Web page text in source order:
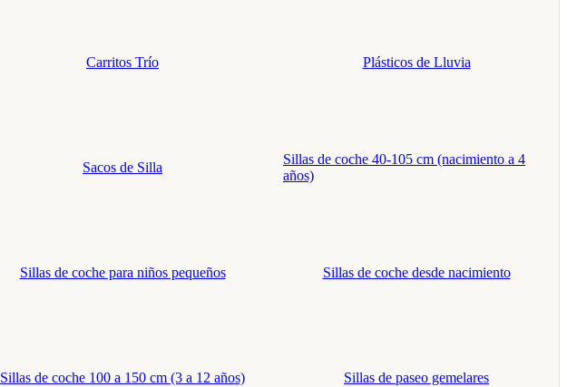
Carritos Trío Plásticos de Lluvia
Sacos de Silla
Sillas de coche 40-105 cm (nacimiento a 4
años)
Sillas de coche para niños pequeños Sillas de coche desde nacimiento
Sillas de coche 100 a 150 cm (3 a 12 años) Sillas de paseo gemelares